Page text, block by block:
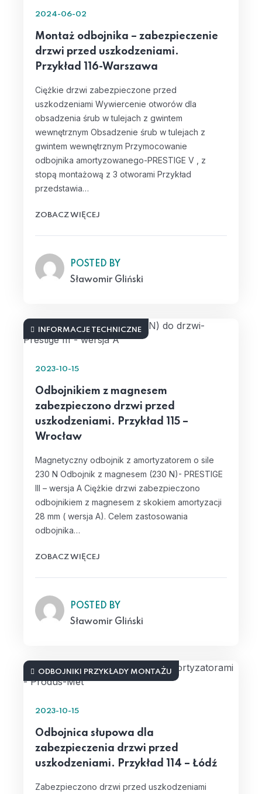
2024-06-02
Montaż odbojnika – zabezpieczenie
drzwi przed uszkodzeniami.
Przykład 116-Warszawa
Ciężkie drzwi zabezpieczone przed
uszkodzeniami Wywiercenie otworów dla
obsadzenia śrub w tulejach z gwintem
wewnętrznym Obsadzenie śrub w tulejach z
gwintem wewnętrznym Przymocowanie
odbojnika amortyzowanego-PRESTIGE V , z
stopą montażową z 3 otworami Przykład
przedstawia…
ZOBACZ WIĘCEJ
POSTED BY
Sławomir Gliński
INFORMACJE TECHNICZNE
2023-10-15
Odbojnikiem z magnesem
zabezpieczono drzwi przed
uszkodzeniami. Przykład 115 –
Wrocław
Magnetyczny odbojnik z amortyzatorem o sile
230 N Odbojnik z magnesem (230 N)- PRESTIGE
III – wersja A Ciężkie drzwi zabezpieczono
odbojnikiem z magnesem z skokiem amortyzacji
28 mm ( wersja A). Celem zastosowania
odbojnika…
ZOBACZ WIĘCEJ
POSTED BY
Sławomir Gliński
ODBOJNIKI PRZYKŁADY MONTAŻU
2023-10-15
Odbojnica słupowa dla
zabezpieczenia drzwi przed
uszkodzeniami. Przykład 114 – Łódź
Zabezpieczono drzwi przed uszkodzeniami